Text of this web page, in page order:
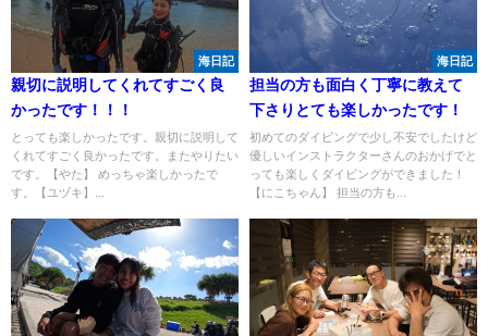
海日記
親切に説明してくれてすごく良
かったです！！！
とっても楽しかったです。親切に説明して
くれてすごく良かったです。またやりたい
です。【やた】 めっちゃ楽しかったで
す。【ユヅキ】...
海日記
担当の方も面白く丁寧に教えて
下さりとても楽しかったです！
初めてのダイビングで少し不安でしたけど
優しいインストラクターさんのおかげでと
っても楽しくダイビングができました！
【にこちゃん】 担当の方も...